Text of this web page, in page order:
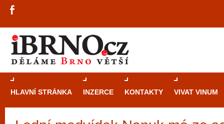
HLAVNÍ STRÁNKA INZERCE KONTAKTY VIVAT VINUM